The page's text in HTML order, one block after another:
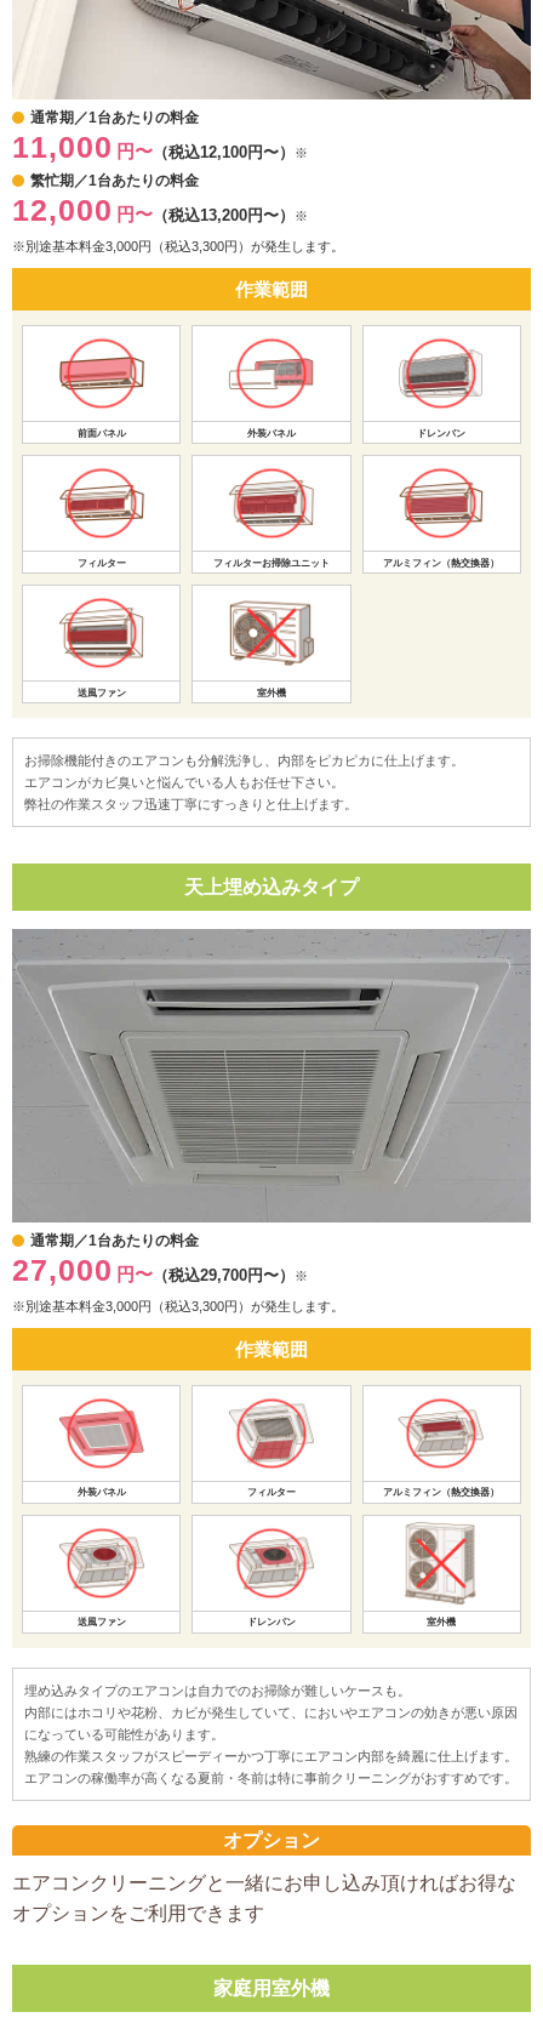
通常期／1台あたりの料金
11,000 円〜 （税込12,100円〜） ※
繁忙期／1台あたりの料金
12,000 円〜 （税込13,200円〜） ※
※別途基本料金3,000円（税込3,300円）が発生します。
作業範囲
前面パネル 外装パネル ドレンパン
フィルター フィルターお掃除ユニット アルミフィン（熱交換器）
送風ファン 室外機
お掃除機能付きのエアコンも分解洗浄し、内部をピカピカに仕上げます。
エアコンがカビ臭いと悩んでいる人もお任せ下さい。
弊社の作業スタッフ迅速丁寧にすっきりと仕上げます。
天上埋め込みタイプ
通常期／1台あたりの料金
27,000 円〜 （税込29,700円〜） ※
※別途基本料金3,000円（税込3,300円）が発生します。
作業範囲
外装パネル フィルター アルミフィン（熱交換器）
送風ファン ドレンパン 室外機
埋め込みタイプのエアコンは自力でのお掃除が難しいケースも。
内部にはホコリや花粉、カビが発生していて、においやエアコンの効きが悪い原因
になっている可能性があります。
熟練の作業スタッフがスピーディーかつ丁寧にエアコン内部を綺麗に仕上げます。
エアコンの稼働率が高くなる夏前・冬前は特に事前クリーニングがおすすめです。
オプション
エアコンクリーニングと一緒にお申し込み頂ければお得な
オプションをご利用できます
家庭用室外機